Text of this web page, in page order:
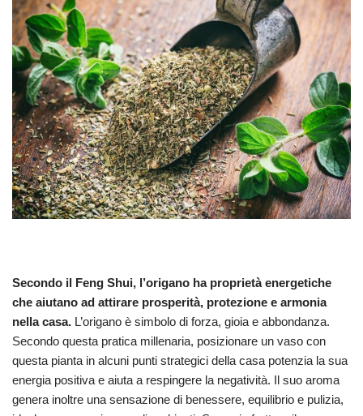
Secondo il Feng Shui, l’origano ha proprietà energetiche
che aiutano ad attirare prosperità, protezione e armonia
nella casa. L’origano è simbolo di forza, gioia e abbondanza.
Secondo questa pratica millenaria, posizionare un vaso con
questa pianta in alcuni punti strategici della casa potenzia la sua
energia positiva e aiuta a respingere la negatività. Il suo aroma
genera inoltre una sensazione di benessere, equilibrio e pulizia,